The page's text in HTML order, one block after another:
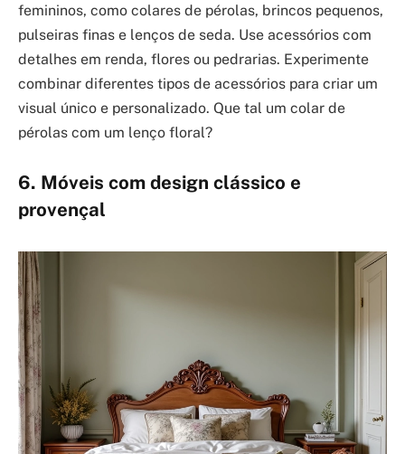
femininos, como colares de pérolas, brincos pequenos,
pulseiras finas e lenços de seda. Use acessórios com
detalhes em renda, flores ou pedrarias. Experimente
combinar diferentes tipos de acessórios para criar um
visual único e personalizado. Que tal um colar de
pérolas com um lenço floral?
6. Móveis com design clássico e
provençal